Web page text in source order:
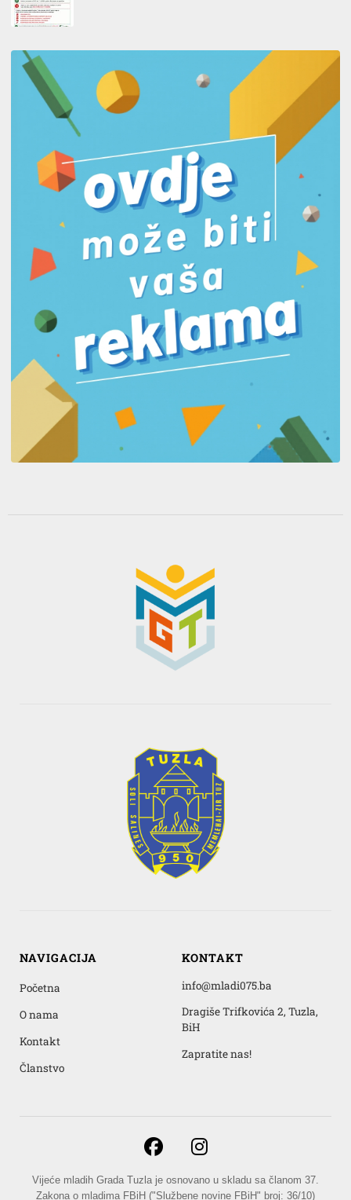
NAVIGACIJA
Početna
O nama
Kontakt
Članstvo
KONTAKT
info@mladi075.ba
Dragiše Trifkovića 2, Tuzla,
BiH
Zapratite nas!
Vijeće mladih Grada Tuzla je osnovano u skladu sa članom 37.
Zakona o mladima FBiH ("Službene novine FBiH" broj: 36/10)